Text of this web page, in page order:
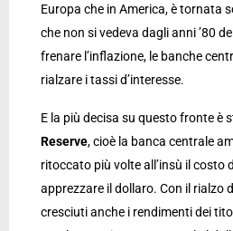
Europa che in America, è tornata
che non si vedeva dagli anni ’80
frenare l’inflazione, le banche
rialzare i tassi d’interesse.
E la più decisa su questo fronte è
Reserve, cioè la banca centrale
ritoccato più volte all’insù il costo
apprezzare il dollaro. Con il rialzo
cresciuti anche i rendimenti dei